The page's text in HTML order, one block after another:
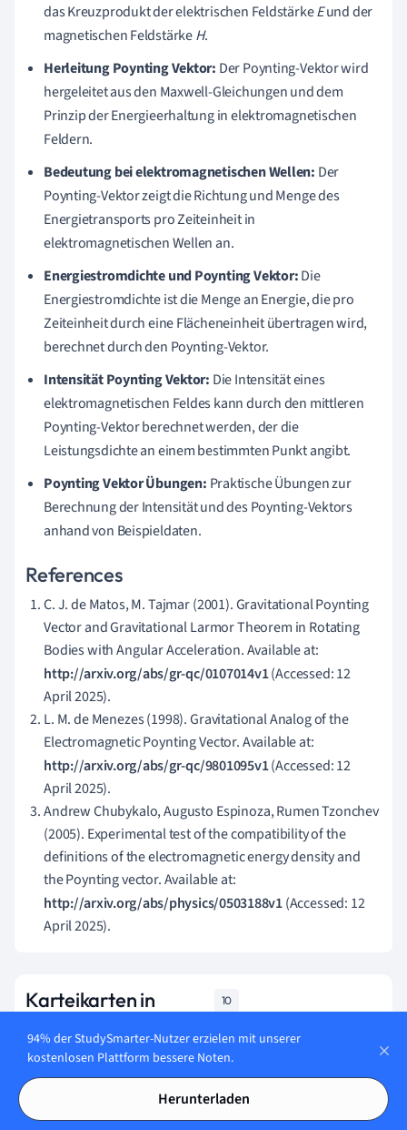
das Kreuzprodukt der elektrischen FeldstärkeEund der
magnetischen FeldstärkeH.
Herleitung Poynting Vektor: Der Poynting-Vektor wird
hergeleitet aus den Maxwell-Gleichungen und dem
Prinzip der Energieerhaltung in elektromagnetischen
Feldern.
Bedeutung bei elektromagnetischen Wellen: Der
Poynting-Vektor zeigt die Richtung und Menge des
Energietransports pro Zeiteinheit in
elektromagnetischen Wellen an.
Energiestromdichte und Poynting Vektor:Die
Energiestromdichte ist die Menge an Energie, die pro
Zeiteinheit durch eine Flächeneinheit übertragen wird,
berechnet durch den Poynting-Vektor.
Intensität Poynting Vektor: Die Intensität eines
elektromagnetischen Feldes kann durch den mittleren
Poynting-Vektor berechnet werden, der die
Leistungsdichte an einem bestimmten Punkt angibt.
Poynting Vektor Übungen: Praktische Übungen zur
Berechnung der Intensität und des Poynting-Vektors
anhand von Beispieldaten.
References
C. J. de Matos, M. Tajmar (2001). Gravitational Poynting
Vector and Gravitational Larmor Theorem in Rotating
Bodies with Angular Acceleration. Available at:
http://arxiv.org/abs/gr-qc/0107014v1(Accessed: 12
April 2025).
L. M. de Menezes (1998). Gravitational Analog of the
Electromagnetic Poynting Vector. Available at:
http://arxiv.org/abs/gr-qc/9801095v1(Accessed: 12
April 2025).
Andrew Chubykalo, Augusto Espinoza, Rumen Tzonchev
(2005). Experimental test of the compatibility of the
definitions of the electromagnetic energy density and
the Poynting vector. Available at:
http://arxiv.org/abs/physics/0503188v1(Accessed: 12
April 2025).
Karteikarten in
10
Lerne jetzt
94% der StudySmarter-Nutzer erzielen mit unserer
kostenlosen Plattform bessere Noten.
Herunterladen